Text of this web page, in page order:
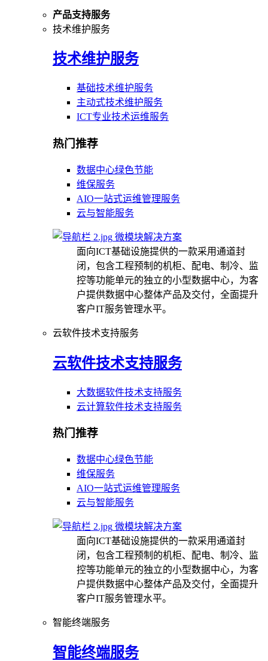
产品支持服务
技术维护服务
技术维护服务
基础技术维护服务
主动式技术维护服务
ICT专业技术运维服务
热门推荐
数据中心绿色节能
维保服务
AIO一站式运维管理服务
云与智能服务
微模块解决方案
面向ICT基础设施提供的一款采用通道封
闭，包含工程预制的机柜、配电、制冷、监
控等功能单元的独立的小型数据中心，为客
户提供数据中心整体产品及交付，全面提升
客户IT服务管理水平。
云软件技术支持服务
云软件技术支持服务
大数据软件技术支持服务
云计算软件技术支持服务
热门推荐
数据中心绿色节能
维保服务
AIO一站式运维管理服务
云与智能服务
微模块解决方案
面向ICT基础设施提供的一款采用通道封
闭，包含工程预制的机柜、配电、制冷、监
控等功能单元的独立的小型数据中心，为客
户提供数据中心整体产品及交付，全面提升
客户IT服务管理水平。
智能终端服务
智能终端服务